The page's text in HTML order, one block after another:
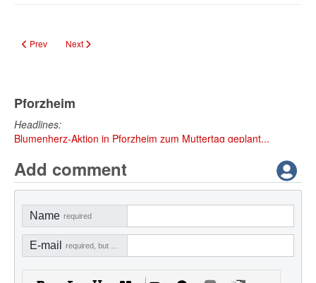
Previous article: Jugendbibliothek eröffnet neuen Jugendbereich mit
Prev Next article: Führung zur Pforzheimer Frauengeschichte am 12.
Next
Pforzheim
Headlines:
Blumenherz-Aktion in Pforzheim zum Muttertag geplant...
Add comment
Name required
E-mail